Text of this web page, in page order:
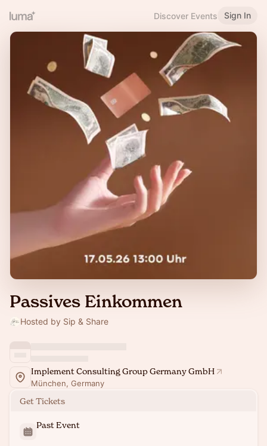
Discover Events Sign In
Passives Einkommen
Hosted by Sip & Share
Implement Consulting Group Germany GmbH
München, Germany
Get Tickets
Past Event